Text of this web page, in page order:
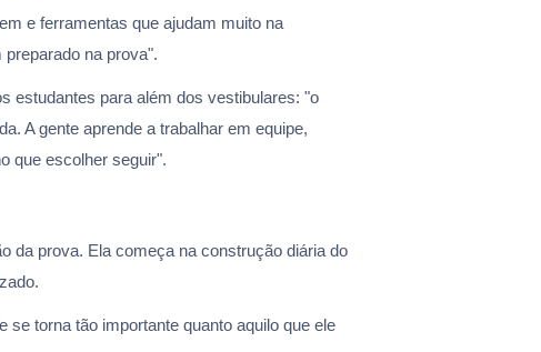
e ferramentas que ajudam muito na
na prova".
estudantes para além dos vestibulares: "o
A gente aprende a trabalhar em equipe,
que escolher seguir".
da prova. Ela começa na construção diária do
torna tão importante quanto aquilo que ele